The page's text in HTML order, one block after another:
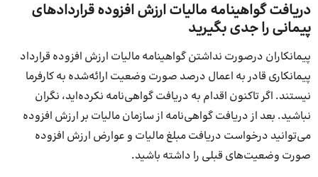
دریافت گواهینامه مالیات ارزش افزوده قراردادهای
پیمانی را جدی بگیرید
پیمانکاران درصورت نداشتن گواهینامه مالیات ارزش افزوده قرارداد
پیمانکاری قادر به اعمال درصد صورت وضعیت ارائه‌شده به کارفرما
نیستند. اگر تاکنون اقدام به دریافت گواهی‌نامه نکرده‌اید، نگران
نباشید. بعد از دریافت گواهی‌نامه از سازمان مالیات بر ارزش افزوده
می‌توانید درخواست دریافت مبلغ مالیات و عوارض ارزش افزوده
صورت وضعیت‌های قبلی را داشته باشید.